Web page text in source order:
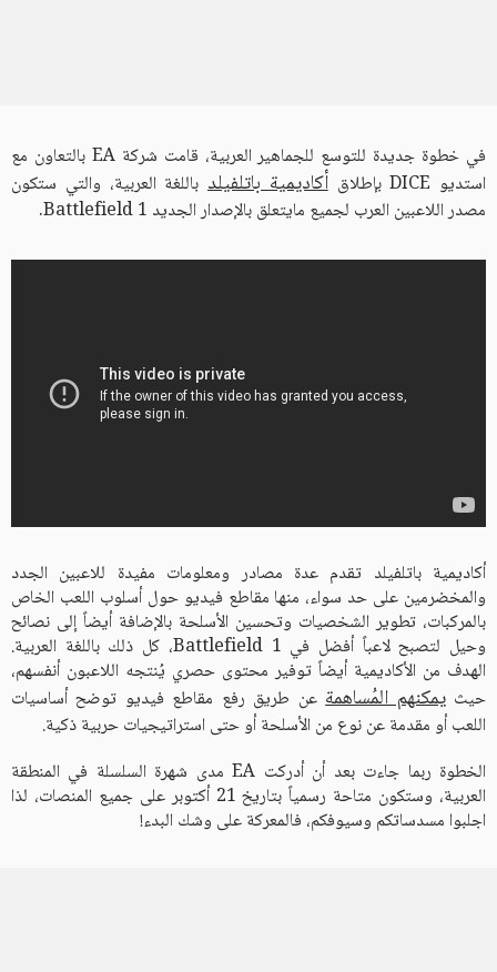
في خطوة جديدة للتوسع للجماهير العربية، قامت شركة EA بالتعاون مع
استديو DICE بإطلاق
أكاديمية باتلفيلد باللغة العربية، والتي ستكون
مصدر اللاعبين العرب لجميع مايتعلق بالإصدار الجديد Battlefield 1.
أكاديمية باتلفيلد تقدم عدة مصادر ومعلومات مفيدة للاعبين الجدد
والمخضرمين على حد سواء، منها مقاطع فيديو حول أسلوب اللعب الخاص
بالمركبات، تطوير الشخصيات وتحسين الأسلحة بالإضافة أيضاً إلى نصائح
وحيل لتصبح لاعباً أفضل في Battlefield 1، كل ذلك باللغة العربية.
الهدف من الأكاديمية أيضاً توفير محتوى حصري يُنتجه اللاعبون أنفسهم،
حيثيمكنهم المُساهمةعن طريق رفع مقاطع فيديو توضح أساسيات
اللعب أو مقدمة عن نوع من الأسلحة أو حتى استراتيجيات حربية ذكية.
الخطوة ربما جاءت بعد أن أدركت EA مدى شهرة السلسلة في المنطقة
العربية، وستكون متاحة رسمياً بتاريخ 21 أكتوبر على جميع المنصات، لذا
اجلبوا مسدساتكم وسيوفكم، فالمعركة على وشك البدء!